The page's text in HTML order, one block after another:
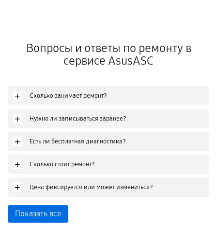
Вопросы и ответы по ремонту в
сервисе AsusASC
+ Сколько занимает ремонт?
+ Нужно ли записываться заранее?
+ Есть ли бесплатная диагностика?
+ Сколько стоит ремонт?
+ Цена фиксируется или может измениться?
Показать все